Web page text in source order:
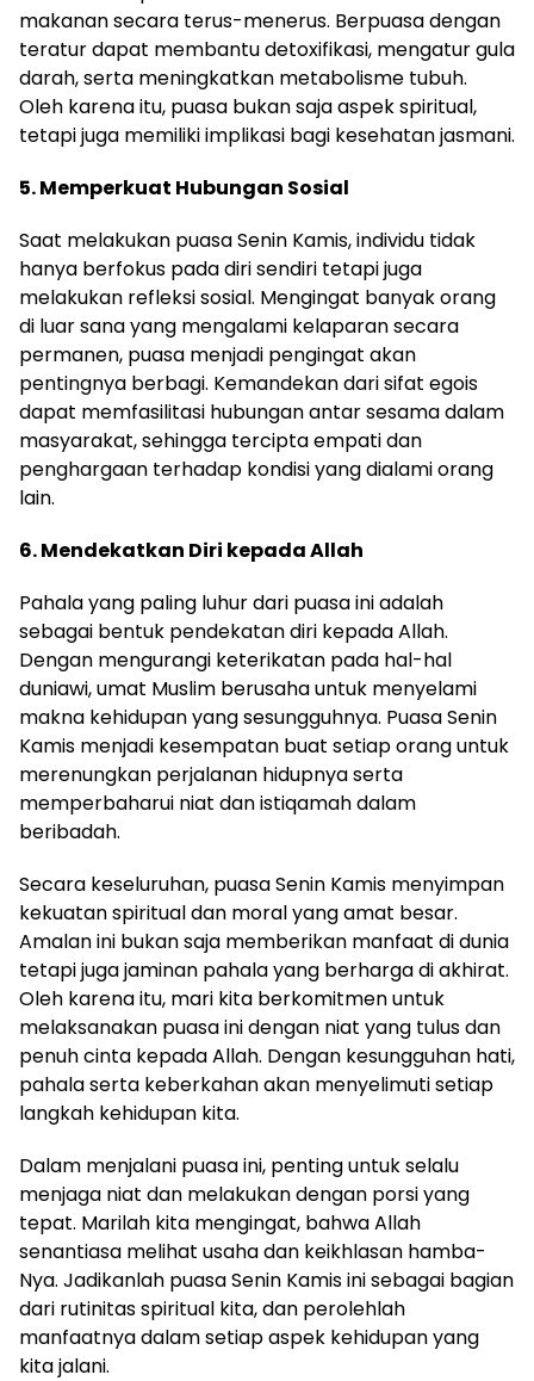
makanan secara terus-menerus. Berpuasa dengan
teratur dapat membantu detoxifikasi, mengatur gula
darah, serta meningkatkan metabolisme tubuh.
Oleh karena itu, puasa bukan saja aspek spiritual,
tetapi juga memiliki implikasi bagi kesehatan jasmani.
5. Memperkuat Hubungan Sosial
Saat melakukan puasa Senin Kamis, individu tidak
hanya berfokus pada diri sendiri tetapi juga
melakukan refleksi sosial. Mengingat banyak orang
di luar sana yang mengalami kelaparan secara
permanen, puasa menjadi pengingat akan
pentingnya berbagi. Kemandekan dari sifat egois
dapat memfasilitasi hubungan antar sesama dalam
masyarakat, sehingga tercipta empati dan
penghargaan terhadap kondisi yang dialami orang
lain.
6. Mendekatkan Diri kepada Allah
Pahala yang paling luhur dari puasa ini adalah
sebagai bentuk pendekatan diri kepada Allah.
Dengan mengurangi keterikatan pada hal-hal
duniawi, umat Muslim berusaha untuk menyelami
makna kehidupan yang sesungguhnya. Puasa Senin
Kamis menjadi kesempatan buat setiap orang untuk
merenungkan perjalanan hidupnya serta
memperbaharui niat dan istiqamah dalam
beribadah.
Secara keseluruhan, puasa Senin Kamis menyimpan
kekuatan spiritual dan moral yang amat besar.
Amalan ini bukan saja memberikan manfaat di dunia
tetapi juga jaminan pahala yang berharga di akhirat.
Oleh karena itu, mari kita berkomitmen untuk
melaksanakan puasa ini dengan niat yang tulus dan
penuh cinta kepada Allah. Dengan kesungguhan hati,
pahala serta keberkahan akan menyelimuti setiap
langkah kehidupan kita.
Dalam menjalani puasa ini, penting untuk selalu
menjaga niat dan melakukan dengan porsi yang
tepat. Marilah kita mengingat, bahwa Allah
senantiasa melihat usaha dan keikhlasan hamba-
Nya. Jadikanlah puasa Senin Kamis ini sebagai bagian
dari rutinitas spiritual kita, dan perolehlah
manfaatnya dalam setiap aspek kehidupan yang
kita jalani.